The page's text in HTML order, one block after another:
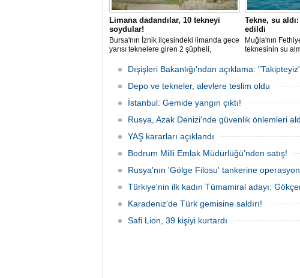
Limana dadandılar, 10 tekneyi
soydular!
Bursa'nın İznik ilçesindeki limanda gece
yarısı teknelere giren 2 şüpheli,
çaldı. Olay, güvenlik kameralarına
yansıdı, tekne sahiplerinin ihbarıyla
jandarma inceleme başlattı.
Tekne, su
edildi
Muğla'nın
teknesinin su
teknenin
kurtarma
Dışişleri Bakanlığı'ndan açıklama:
Depo ve tekneler, alevlere teslim oldu
İstanbul: Gemide yangın çıktı!
Rusya, Azak Denizi'nde güvenlik önlemleri
YAŞ kararları açıklandı
Bodrum Milli Emlak Müdürlüğü’nden satış!
Rusya'nın 'Gölge Filosu' tankerine
Türkiye'nin ilk kadın Tümamiral adayı:
Karadeniz'de Türk gemisine saldırı!
Safi Lion, 39 kişiyi kurtardı